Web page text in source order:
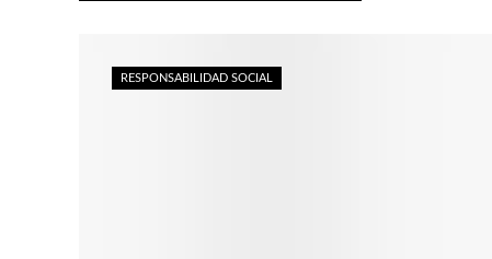
RESPONSABILIDAD SOCIAL